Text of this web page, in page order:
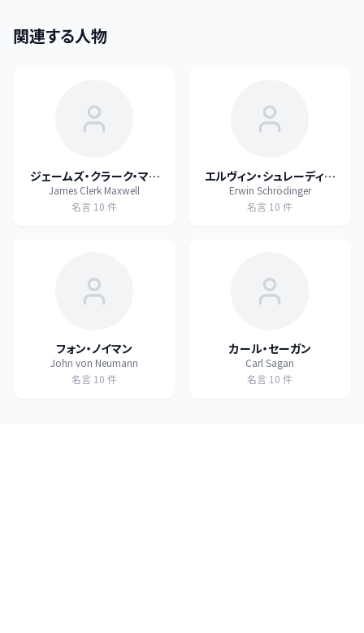
関連する人物
ジェームズ・クラーク・マク
スウェル
James Clerk Maxwell
名言 10 件
エルヴィン・シュレーディン
ガー
Erwin Schrödinger
名言 10 件
フォン・ノイマン
John von Neumann
名言 10 件
カール・セーガン
Carl Sagan
名言 10 件